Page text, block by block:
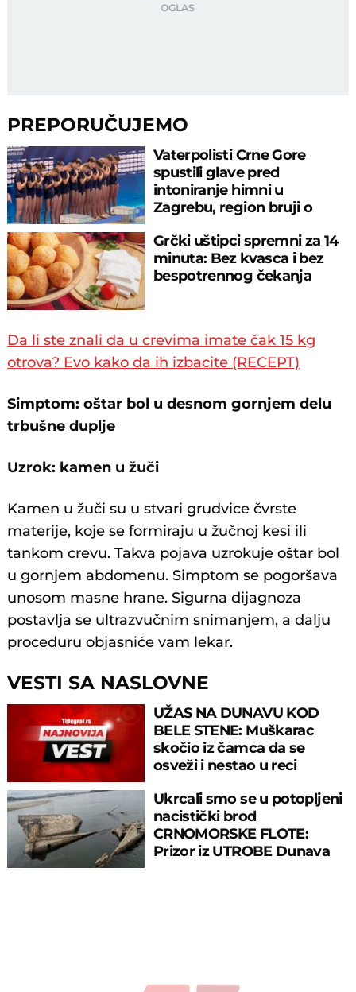
PREPORUČUJEMO
Vaterpolisti Crne Gore
spustili glave pred
intoniranje himni u
Zagrebu, region bruji o
Grčki uštipci spremni za 14
minuta: Bez kvasca i bez
bespotrennog čekanja
Da li ste znali da u crevima imate čak 15 kg
otrova? Evo kako da ih izbacite (RECEPT)
Simptom: oštar bol u desnom gornjem delu
trbušne duplje
Uzrok: kamen u žuči
Kamen u žuči su u stvari grudvice čvrste
materije, koje se formiraju u žučnoj kesi ili
tankom crevu. Takva pojava uzrokuje oštar bol
u gornjem abdomenu. Simptom se pogoršava
unosom masne hrane. Sigurna dijagnoza
postavlja se ultrazvučnim snimanjem, a dalju
proceduru objasniće vam lekar.
VESTI SA NASLOVNE
UŽAS NA DUNAVU KOD
BELE STENE: Muškarac
skočio iz čamca da se
osveži i nestao u reci
Ukrcali smo se u potopljeni
nacistički brod
CRNOMORSKE FLOTE:
Prizor iz UTROBE Dunava